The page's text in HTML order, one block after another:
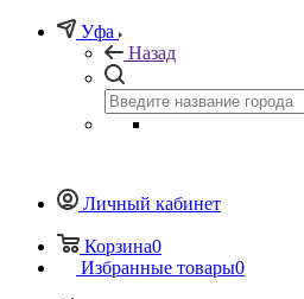
Уфа
Назад
Личный кабинет
Корзина0
Избранные товары0